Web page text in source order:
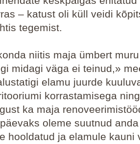
– katust oli küll veidi
tegemist.
niitis maja ümbert
midagi väga ei teinud,»
elamu juurde
korrastamisega
ka maja
oleme suutnud anda
hooldatud ja elamule kauni